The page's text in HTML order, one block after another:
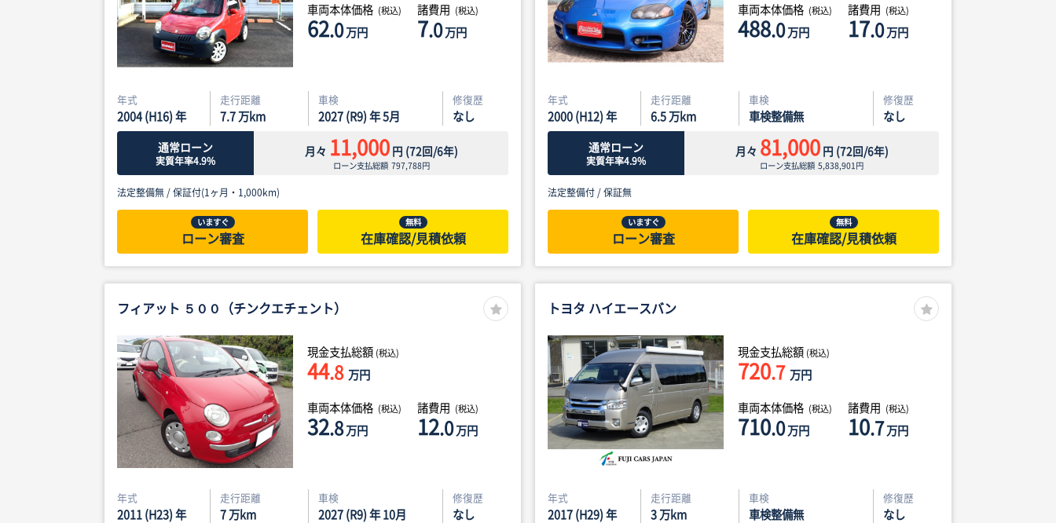
車両本体価格 (税込)
62.0万円
諸費用 (税込)
7.0万円
年式
2004 (H16) 年
走行距離
7.7万km
車検
2027 (R9) 年 5月
修復歴
なし
通常ローン
実質年率4.9%
月々 11,000円 (72回/6年)
ローン支払総額 797,788円
法定整備無 /保証付(1ヶ月・1,000km)
いますぐ
ローン審査
無料
在庫確認/見積依頼
車両本体価格 (税込)
488.0万円
諸費用 (税込)
17.0万円
年式
2000 (H12) 年
走行距離
6.5万km
車検
車検整備無
修復歴
なし
通常ローン
実質年率4.9%
月々 81,000円 (72回/6年)
ローン支払総額5,838,901円
法定整備付 /保証無
いますぐ
ローン審査
無料
在庫確認/見積依頼
フィアット ５００（チンクエチェント）
現金支払総額 (税込)
44.8 万円
車両本体価格 (税込)
32.8万円
諸費用 (税込)
12.0万円
年式
2011 (H23) 年
走行距離
7万km
車検
2027 (R9) 年 10月
修復歴
なし
トヨタ ハイエースバン
現金支払総額 (税込)
720.7 万円
車両本体価格 (税込)
710.0万円
諸費用 (税込)
10.7万円
年式
2017 (H29) 年
走行距離
3万km
車検
車検整備無
修復歴
なし